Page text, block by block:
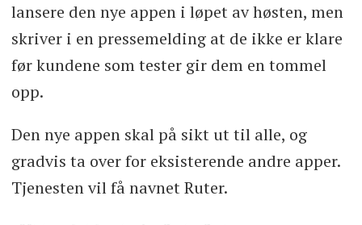
lansere den nye appen i løpet av høsten, men
skriver i en pressemelding at de ikke er klare
før kundene som tester gir dem en tommel
opp.
Den nye appen skal på sikt ut til alle, og
gradvis ta over for eksisterende andre apper.
Tjenesten vil få navnet Ruter.